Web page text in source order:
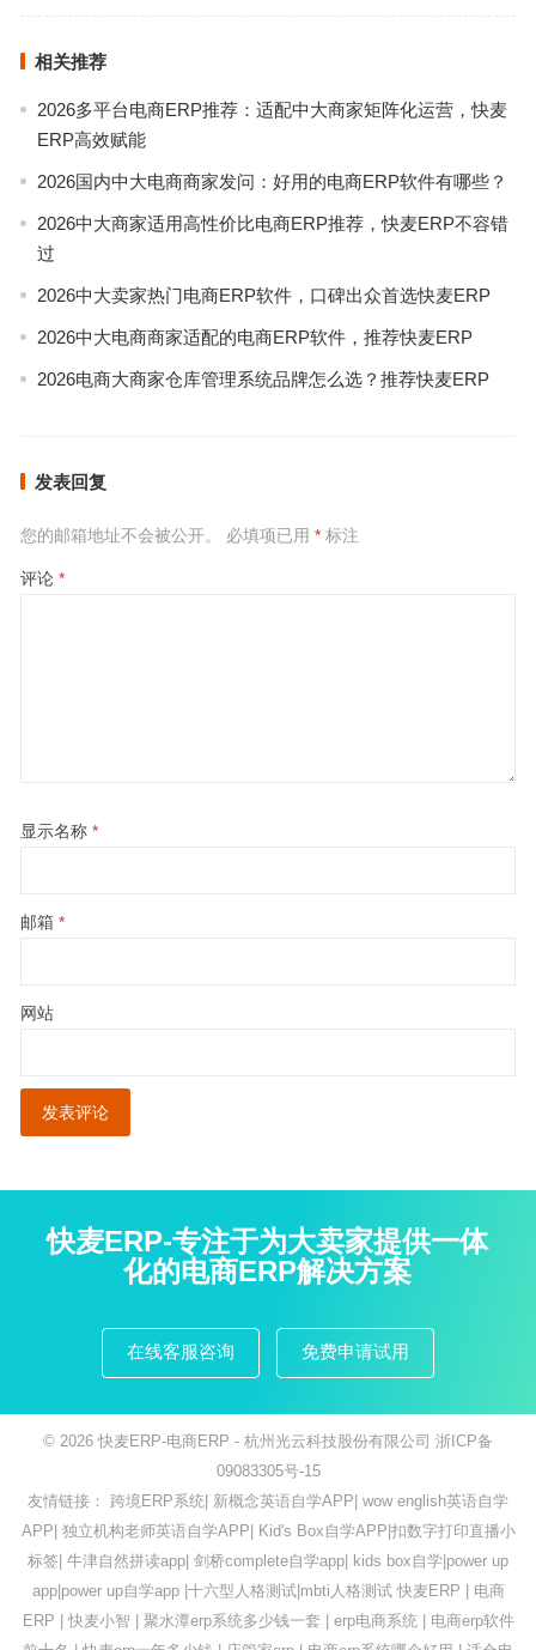
相关推荐
2026多平台电商ERP推荐：适配中大商家矩阵化运营，快麦
ERP高效赋能
2026国内中大电商商家发问：好用的电商ERP软件有哪些？
2026中大商家适用高性价比电商ERP推荐，快麦ERP不容错
过
2026中大卖家热门电商ERP软件，口碑出众首选快麦ERP
2026中大电商商家适配的电商ERP软件，推荐快麦ERP
2026电商大商家仓库管理系统品牌怎么选？推荐快麦ERP
发表回复
您的邮箱地址不会被公开。 必填项已用 *标注
评论 *
显示名称 *
邮箱 *
网站
快麦ERP-专注于为大卖家提供一体
化的电商ERP解决方案
在线客服咨询 免费申请试用
© 2026 快麦ERP-电商ERP - 杭州光云科技股份有限公司 浙ICP备
09083305号-15
友情链接： 跨境ERP系统 新概念英语自学APP wow english英语自学
APP 独立机构老师英语自学APP Kid's Box自学APP 扣数字打印直播小
标签 牛津自然拼读app 剑桥complete自学app kids box自学 power up
app| power up自学app| 十六型人格测试 mbti人格测试 快麦ERP
电商
ERP
快麦小智 聚水潭erp系统多少钱一套 erp电商系统
电商erp软件